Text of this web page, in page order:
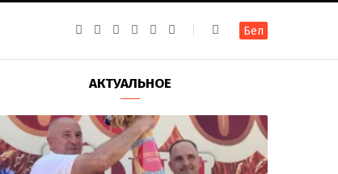
k
a
g
a
m
g
r
a
m
u
b
т
е
Бел
АКТУАЛЬНОЕ